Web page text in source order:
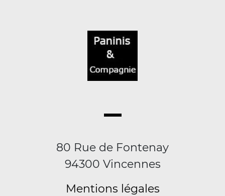
80 Rue de Fontenay
94300 Vincennes
Mentions légales